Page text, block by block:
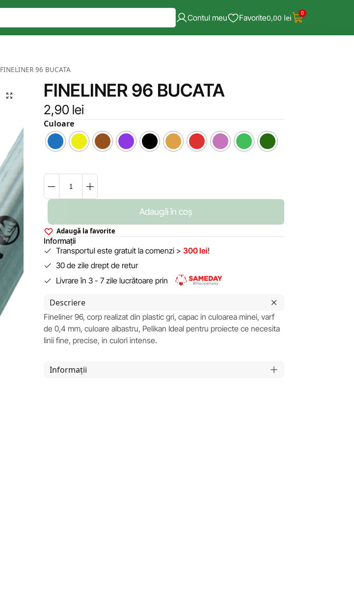
Contul meu Favorite0,00 lei 0
FINELINER 96 BUCATA
FINELINER 96 BUCATA
2,90 lei
Culoare
Adaugă în coș
Adaugă la favorite
Informații
Transportul este gratuit la comenzi > 300 lei!
30 de zile drept de retur
Livrare în 3 - 7 zile lucrătoare prin
Descriere
Fineliner 96, corp realizat din plastic gri, capac in culoarea minei, varf
de 0,4 mm, culoare albastru, Pelikan Ideal pentru proiecte ce necesita
linii fine, precise, in culori intense.
Informații